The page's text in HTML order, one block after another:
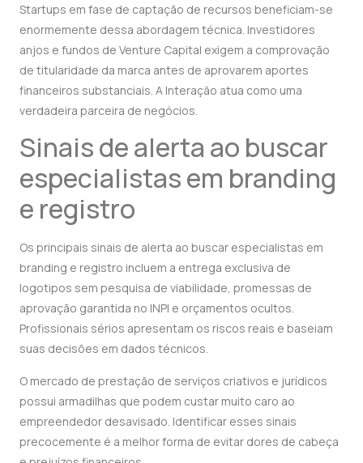
Startups em fase de captação de recursos beneficiam-se
enormemente dessa abordagem técnica. Investidores
anjos e fundos de Venture Capital exigem a comprovação
de titularidade da marca antes de aprovarem aportes
financeiros substanciais. A Interação atua como uma
verdadeira parceira de negócios.
Sinais de alerta ao buscar
especialistas em branding
e registro
Os principais sinais de alerta ao buscar especialistas em
branding e registro incluem a entrega exclusiva de
logotipos sem pesquisa de viabilidade, promessas de
aprovação garantida no INPI e orçamentos ocultos.
Profissionais sérios apresentam os riscos reais e baseiam
suas decisões em dados técnicos.
O mercado de prestação de serviços criativos e jurídicos
possui armadilhas que podem custar muito caro ao
empreendedor desavisado. Identificar esses sinais
precocemente é a melhor forma de evitar dores de cabeça